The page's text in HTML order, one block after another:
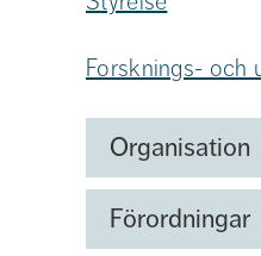
Forsknings- och
Organisation
Förordningar